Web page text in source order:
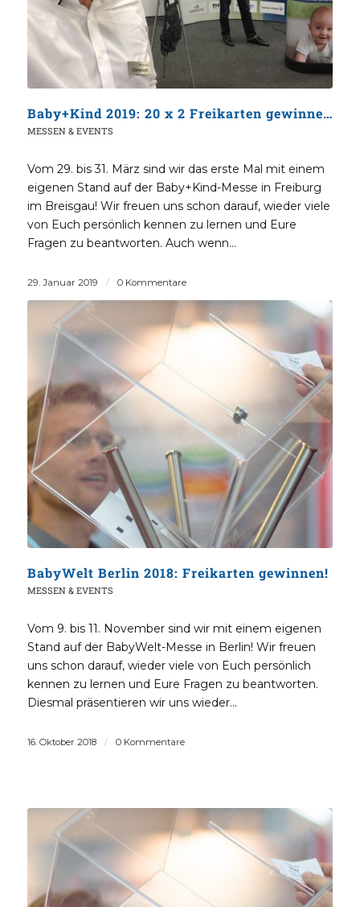
Baby+Kind 2019: 20 x 2 Freikarten gewinnen!
MESSEN & EVENTS
Vom 29. bis 31. März sind wir das erste Mal mit einem
eigenen Stand auf der Baby+Kind-Messe in Freiburg
im Breisgau! Wir freuen uns schon darauf, wieder viele
von Euch persönlich kennen zu lernen und Eure
Fragen zu beantworten. Auch wenn…
29. Januar 2019 / 0 Kommentare
BabyWelt Berlin 2018: Freikarten gewinnen!
MESSEN & EVENTS
Vom 9. bis 11. November sind wir mit einem eigenen
Stand auf der BabyWelt-Messe in Berlin! Wir freuen
uns schon darauf, wieder viele von Euch persönlich
kennen zu lernen und Eure Fragen zu beantworten.
Diesmal präsentieren wir uns wieder…
16. Oktober 2018 / 0 Kommentare